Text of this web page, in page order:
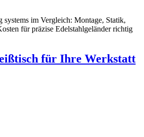
im Vergleich: Montage, Statik,
für präzise Edelstahlgeländer richtig
für Ihre Werkstatt